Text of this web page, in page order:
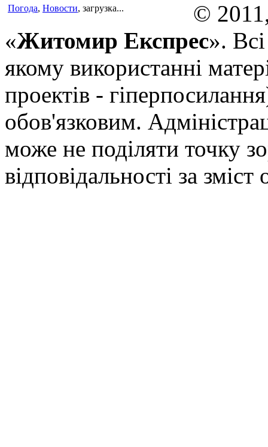
Погода, Новости, загрузка...
©
«Житомир Експрес».
якому використанні
проектів -
обов'язковим.
може не поділяти точку
відповідальності за